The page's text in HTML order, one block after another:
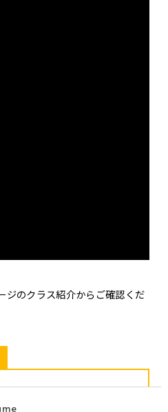
のクラス紹介からご確認くだ